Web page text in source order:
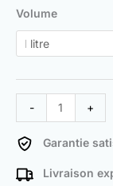
Volume
-
Colorado
Beetle
Treatment
+
Garantie
Livraison